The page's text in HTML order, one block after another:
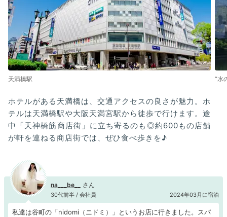
天満橋駅 “水
ホテルがある天満橋は、交通アクセスの良さが魅力。ホ
テルは天満橋駅や大阪天満宮駅から徒歩で行けます。途
中「天神橋筋商店街」に立ち寄るのも◎約600もの店舗
が軒を連ねる商店街では、ぜひ食べ歩きを♪
na___be__
30代前半 / 会社員 2024年03月に宿泊
私達は谷町の「nidomi（ニドミ）」というお店に行きました。スパ